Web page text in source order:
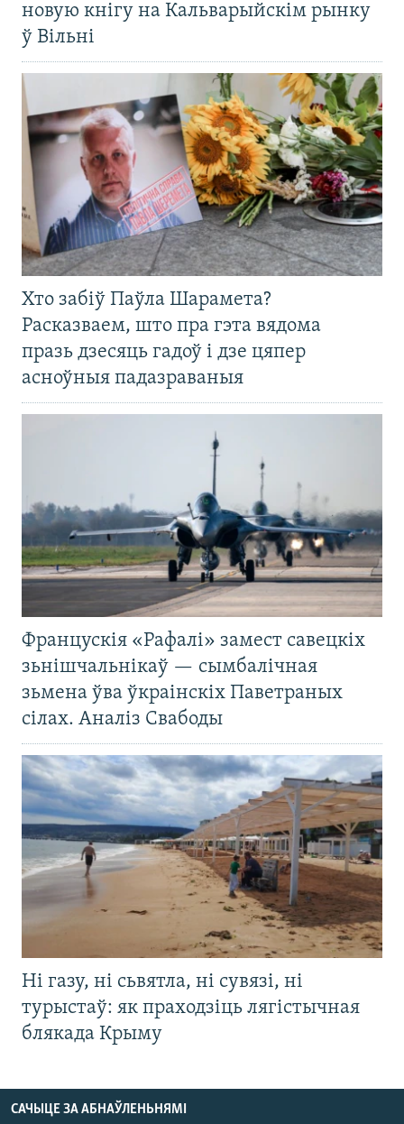
новую кнігу на Кальварыйскім рынку
ў Вільні
Хто забіў Паўла Шарамета?
Расказваем, што пра гэта вядома
празь дзесяць гадоў і дзе цяпер
асноўныя падазраваныя
Францускія «Рафалі» замест савецкіх
зьнішчальнікаў — сымбалічная
зьмена ўва ўкраінскіх Паветраных
сілах. Аналіз Свабоды
Ні газу, ні сьвятла, ні сувязі, ні
турыстаў: як праходзіць лягістычная
блякада Крыму
САЧЫЦЕ ЗА АБНАЎЛЕНЬНЯМІ